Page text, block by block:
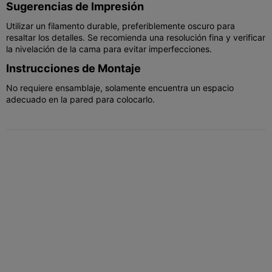
Sugerencias de Impresión
Utilizar un filamento durable, preferiblemente oscuro para
resaltar los detalles. Se recomienda una resolución fina y verificar
la nivelación de la cama para evitar imperfecciones.
Instrucciones de Montaje
No requiere ensamblaje, solamente encuentra un espacio
adecuado en la pared para colocarlo.